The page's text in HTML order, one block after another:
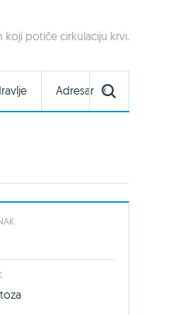
koji potiče cirkulaciju krvi.
Adresar